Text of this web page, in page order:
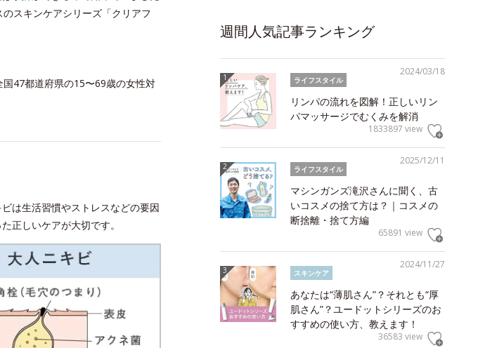
スキンケアシリーズ「クリアフ
47都道府県の15〜69歳の女性対
は生活習慣やストレスなどの要因
正しいケアが大切です。
週間人気記事ランキング
2024/03/18
ライフスタイル
リンパの流れを図解！正しいリン
パマッサージでむくみを解消
1833897 view
2025/12/11
ライフスタイル
マシンガンズ滝沢さんに聞く、古
いコスメの捨て方は？｜コスメの
断捨離・捨て方編
65891 view
2024/11/27
スキンケア
あなたは“薄肌さん”？それとも“厚
肌さん”？ユードットシリーズのお
すすめの使い方、教えます！
36583 view